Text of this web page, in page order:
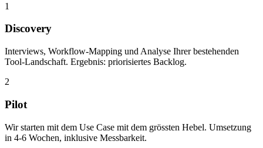
1
Discovery
Interviews, Workflow-Mapping und Analyse Ihrer bestehenden
Tool-Landschaft. Ergebnis: priorisiertes Backlog.
2
Pilot
Wir starten mit dem Use Case mit dem grössten Hebel. Umsetzung
in 4-6 Wochen, inklusive Messbarkeit.